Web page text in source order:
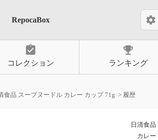
RepocaBox settings
assignment_turned_in
コレクション
emoji_events
ランキング
食品 スープヌードル カレー カップ 71g 履歴
日清食品
カレー